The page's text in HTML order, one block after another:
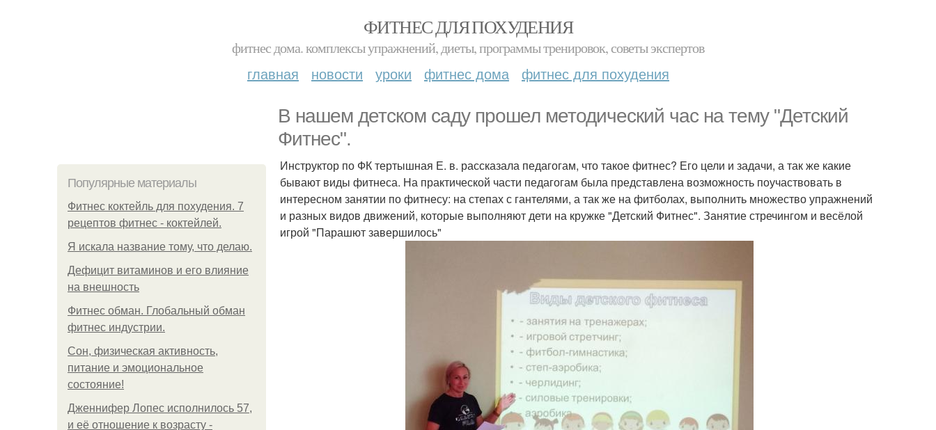
ФИТНЕС ДЛЯ ПОХУДЕНИЯ
фитнес дома. комплексы упражнений, диеты, программы тренировок, советы экспертов
главная новости уроки фитнес дома фитнес для похудения
В нашем детском саду прошел методический час на тему "Детский
Фитнес".
Популярные материалы
Фитнес коктейль для похудения. 7
рецептов фитнес - коктейлей.
Я искала название тому, что делаю.
Дефицит витаминов и его влияние
на внешность
Фитнес обман. Глобальный обман
фитнес индустрии.
Сон, физическая активность,
питание и эмоциональное
состояние!
Дженнифер Лопес исполнилось 57,
и её отношение к возрасту -
Инструктор по ФК тертышная Е. в. рассказала педагогам, что такое фитнес? Его цели и задачи, а так же какие
бывают виды фитнеса. На практической части педагогам была представлена возможность поучаствовать в
интересном занятии по фитнесу: на степах с гантелями, а так же на фитболах, выполнить множество упражнений
и разных видов движений, которые выполняют дети на кружке "Детский Фитнес". Занятие стречингом и весёлой
игрой "Парашют завершилось"